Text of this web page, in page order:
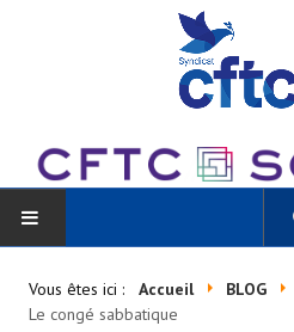
Vous êtes ici : Accueil BLOG
Le congé sabbatique